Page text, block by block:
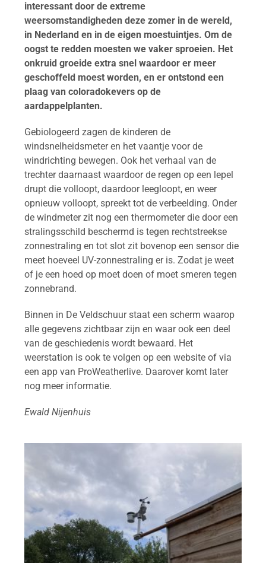
interessant door de extreme
weersomstandigheden deze zomer in de wereld,
in Nederland en in de eigen moestuintjes. Om de
oogst te redden moesten we vaker sproeien. Het
onkruid groeide extra snel waardoor er meer
geschoffeld moest worden, en er ontstond een
plaag van coloradokevers op de
aardappelplanten.
Gebiologeerd zagen de kinderen de
windsnelheidsmeter en het vaantje voor de
windrichting bewegen. Ook het verhaal van de
trechter daarnaast waardoor de regen op een lepel
drupt die volloopt, daardoor leegloopt, en weer
opnieuw volloopt, spreekt tot de verbeelding. Onder
de windmeter zit nog een thermometer die door een
stralingsschild beschermd is tegen rechtstreekse
zonnestraling en tot slot zit bovenop een sensor die
meet hoeveel UV-zonnestraling er is. Zodat je weet
of je een hoed op moet doen of moet smeren tegen
zonnebrand.
Binnen in De Veldschuur staat een scherm waarop
alle gegevens zichtbaar zijn en waar ook een deel
van de geschiedenis wordt bewaard. Het
weerstation is ook te volgen op een website of via
een app van ProWeatherlive. Daarover komt later
nog meer informatie.
Ewald Nijenhuis